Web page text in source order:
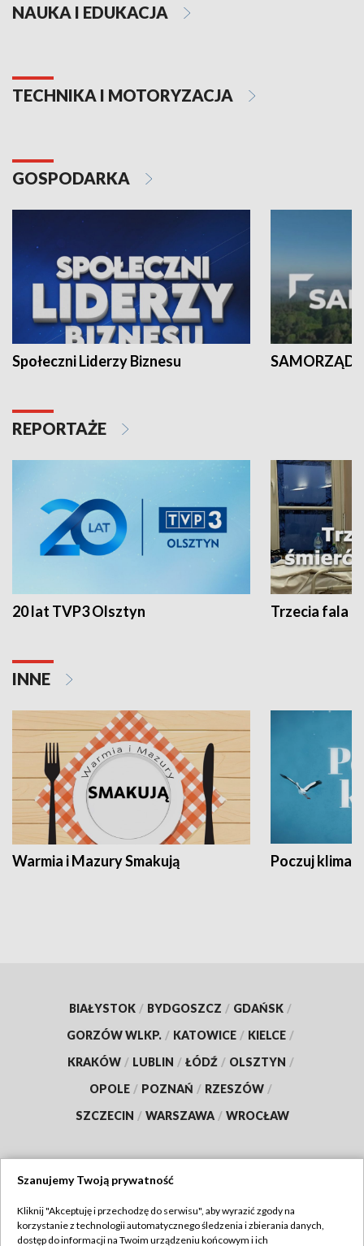
NAUKA I EDUKACJA
TECHNIKA I MOTORYZACJA
GOSPODARKA
Społeczni Liderzy Biznesu SAMORZĄD
REPORTAŻE
20 lat TVP3 Olsztyn Trzecia fala -
INNE
Warmia i Mazury Smakują Poczuj klimat
BIAŁYSTOK / BYDGOSZCZ / GDAŃSK /
GORZÓW WLKP. / KATOWICE / KIELCE /
KRAKÓW / LUBLIN / ŁÓDŹ / OLSZTYN /
OPOLE / POZNAŃ / RZESZÓW /
SZCZECIN / WARSZAWA / WROCŁAW
TVP
Szanujemy Twoją prywatność
Kliknij "Akceptuję i przechodzę do serwisu", aby wyrazić zgody na
korzystanie z technologii automatycznego śledzenia i zbierania danych,
dostęp do informacji na Twoim urządzeniu końcowym i ich